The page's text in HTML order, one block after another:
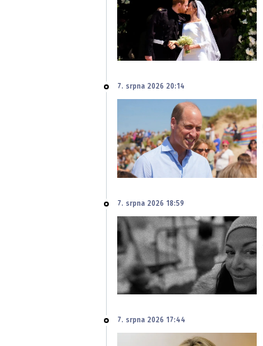
7. srpna 2026 20:14
7. srpna 2026 18:59
7. srpna 2026 17:44